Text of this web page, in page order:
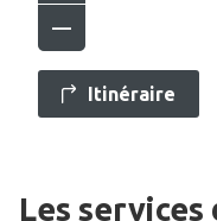
Itinéraire
Les services